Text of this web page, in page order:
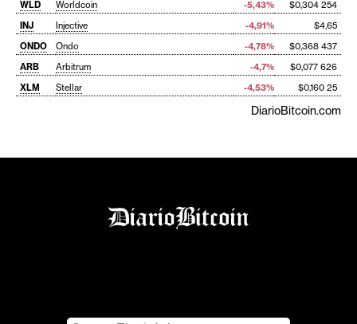
WLD Worldcoin -5,43%
$0,304 254
INJ
Injective -4,91%
$4,65
ONDO
Ondo -4,78%
$0,368 437
ARB
Arbitrum -4,7%
$0,077 626
XLM
Stellar -4,53% $0,160 25
DiarioBitcoin.com